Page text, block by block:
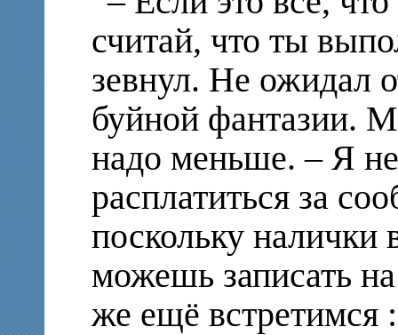
считай, что ты
зевнул. Не ожидал
буйной фантазии.
надо меньше. – Я
расплатиться за
поскольку налички
можешь записать
же ещё встретимся